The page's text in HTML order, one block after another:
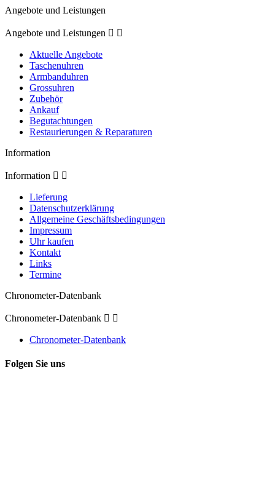
Angebote und Leistungen
Angebote und Leistungen  
Aktuelle Angebote
Taschenuhren
Armbanduhren
Grossuhren
Zubehör
Ankauf
Begutachtungen
Restaurierungen & Reparaturen
Information
Information  
Lieferung
Datenschutzerklärung
Allgemeine Geschäftsbedingungen
Impressum
Uhr kaufen
Kontakt
Links
Termine
Chronometer-Datenbank
Chronometer-Datenbank  
Chronometer-Datenbank
Folgen Sie uns